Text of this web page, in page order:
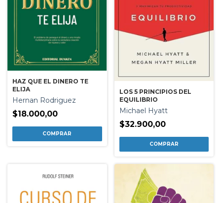
HAZ QUE EL DINERO TE
ELIJA
Hernan Rodriguez
$18.000,00
LOS 5 PRINCIPIOS DEL
EQUILIBRIO
Michael Hyatt
$32.900,00